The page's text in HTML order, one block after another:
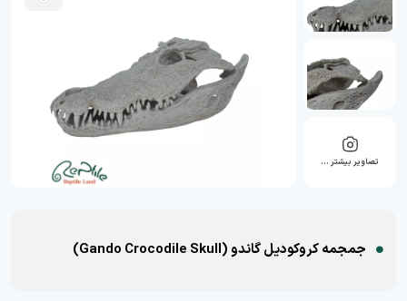
تصاویر بیشتر …
جمجمه کروکودیل گاندو (Gando Crocodile Skull)